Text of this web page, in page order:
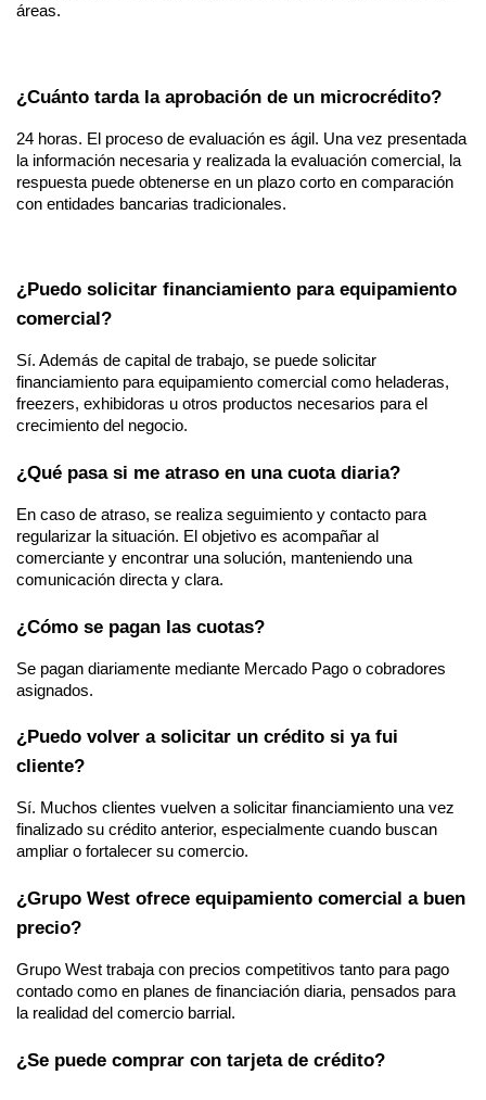
áreas.
¿Cuánto tarda la aprobación de un microcrédito?
24 horas. El proceso de evaluación es ágil. Una vez presentada
la información necesaria y realizada la evaluación comercial, la
respuesta puede obtenerse en un plazo corto en comparación
con entidades bancarias tradicionales.
¿Puedo solicitar financiamiento para equipamiento
comercial?
Sí. Además de capital de trabajo, se puede solicitar
financiamiento para equipamiento comercial como heladeras,
freezers, exhibidoras u otros productos necesarios para el
crecimiento del negocio.
¿Qué pasa si me atraso en una cuota diaria?
En caso de atraso, se realiza seguimiento y contacto para
regularizar la situación. El objetivo es acompañar al
comerciante y encontrar una solución, manteniendo una
comunicación directa y clara.
¿Cómo se pagan las cuotas?
Se pagan diariamente mediante Mercado Pago o cobradores
asignados.
¿Puedo volver a solicitar un crédito si ya fui
cliente?
Sí. Muchos clientes vuelven a solicitar financiamiento una vez
finalizado su crédito anterior, especialmente cuando buscan
ampliar o fortalecer su comercio.
¿Grupo West ofrece equipamiento comercial a buen
precio?
Grupo West trabaja con precios competitivos tanto para pago
contado como en planes de financiación diaria, pensados para
la realidad del comercio barrial.
¿Se puede comprar con tarjeta de crédito?